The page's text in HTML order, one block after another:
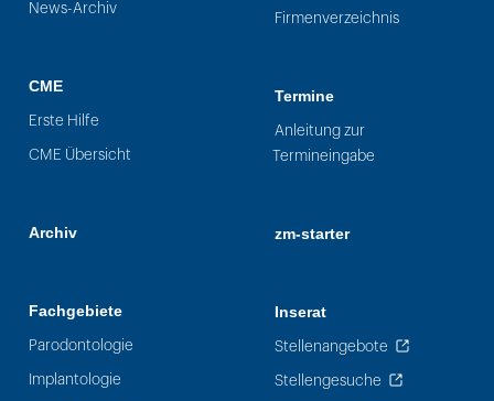
News-Archiv
CME
Erste Hilfe
CME Übersicht
Archiv
Fachgebiete
Parodontologie
Implantologie
Firmenverzeichnis
Termine
Anleitung zur
Termineingabe
zm-starter
Inserat
Stellenangebote
Stellengesuche